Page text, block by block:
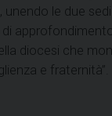
le due
diocesi che
e fraternità”.